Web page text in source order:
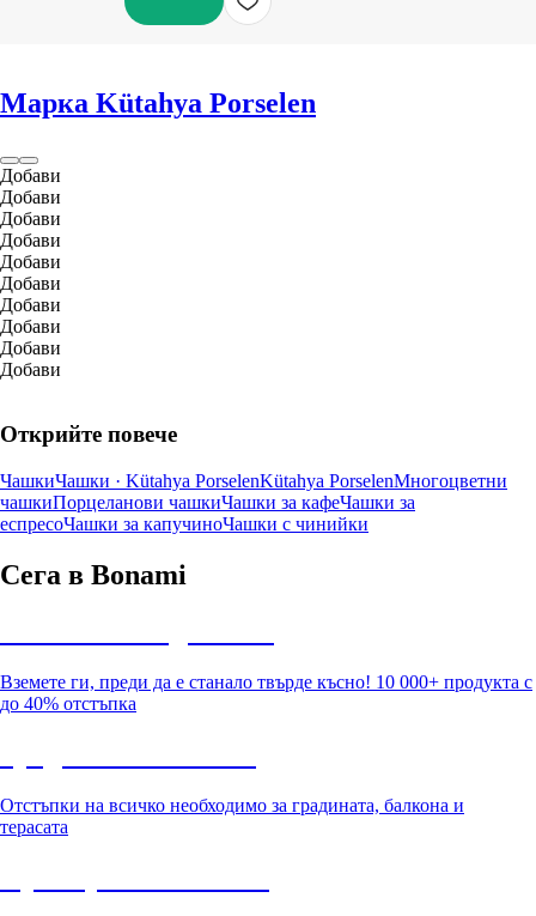
Марка Kütahya Porselen
Добави
Добави
Добави
Добави
Добави
Добави
Добави
Добави
Добави
Добави
Открийте повече
ЧашкиЧашки · Kütahya PorselenKütahya PorselenМногоцветни
чашкиПорцеланови чашкиЧашки за кафеЧашки за
еспресоЧашки за капучиноЧашки с чинийки
Сега в Bonami
Вземете ги, преди да е станало твърде късно! 10 000+ продукта с
до 40% отстъпка
Отстъпки на всичко необходимо за градината, балкона и
терасата